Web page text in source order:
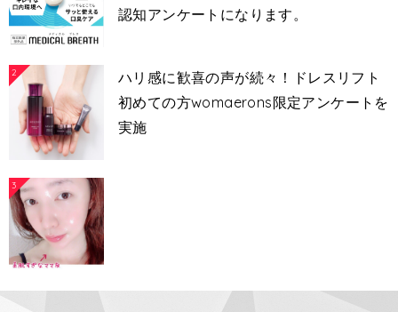
認知アンケートになります。
2
ハリ感に歓喜の声が続々！ドレスリフト
初めての方womaerons限定アンケートを
実施
3